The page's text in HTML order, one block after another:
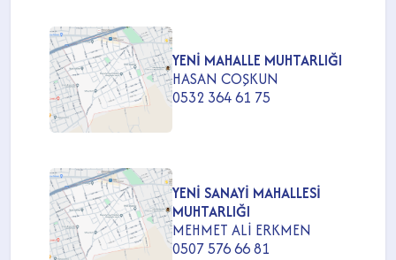
YENİ MAHALLE MUHTARLIĞI
HASAN COŞKUN
0532 364 61 75
YENİ SANAYİ MAHALLESİ
MUHTARLIĞI
MEHMET ALİ ERKMEN
0507 576 66 81